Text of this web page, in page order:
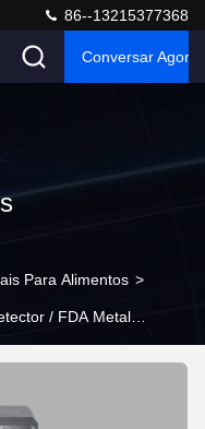
86--13215377368
Conversar Agora
Para Alimentos >
/ FDA Metal